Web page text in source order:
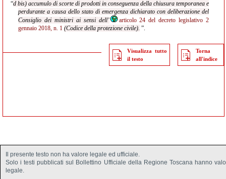
“d bis) accumulo di scorte di prodotti in conseguenza della chiusura temporanea e
perdurante a causa dello stato di emergenza dichiarato con deliberazione del
Consiglio dei ministri ai sensi dell’
articolo 24 del decreto legislativo 2
gennaio 2018, n. 1 (Codice della protezione civile). ”.
Visualizza tutto
il testo
Torna
all'indice
Il presente testo non ha valore legale ed ufficiale.
Solo i testi pubblicati sul Bollettino Ufficiale della Regione Toscana hanno
legale.